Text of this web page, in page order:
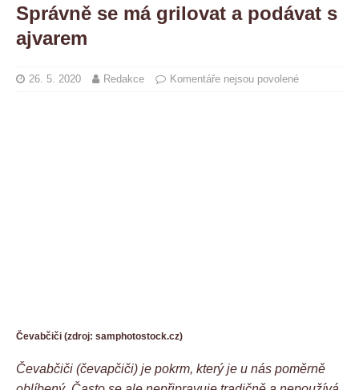
Správně se má grilovat a podávat s
ajvarem
26. 5. 2020 Redakce Komentáře nejsou povolené
Čevabčiči (zdroj: samphotostock.cz)
Čevabčiči (čevapčiči) je pokrm, který je u nás poměrně